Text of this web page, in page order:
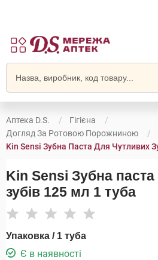
Аптека D.S.
Гігієна
Догляд За Ротовою Порожниною
Kin Sensi Зубна Паста Для Чутливих
Kin Sensi Зубна
зубів 125 мл 1 туба
Упаковка / 1 туба
Є в наявності